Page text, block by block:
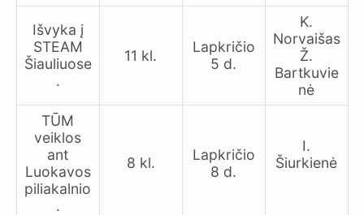
Išvyka į
STEAM
Šiauliuose
.
11 kl.
Lapkričio
5 d.
K.
Norvaišas
Ž.
Bartkuvie
nė
TŪM
veiklos
ant
Luokavos
piliakalnio
.
8 kl.
Lapkričio
8 d.
I.
Šiurkienė